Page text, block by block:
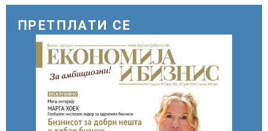
ПРЕТПЛАТИ СЕ